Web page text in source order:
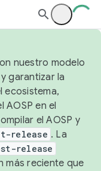
nuestro modelo
garantizar la
ecosistema,
AOSP en el
el AOSP y
release . La
release
más reciente que